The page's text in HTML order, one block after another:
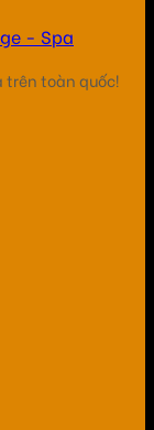
- Spa
trên toàn quốc!